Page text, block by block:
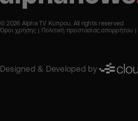
© 2026 Alpha TV Κύπρου. All rights reserved
Όροι χρήσης
Πολιτική προστασίας απορρήτου
Designed & Developed by